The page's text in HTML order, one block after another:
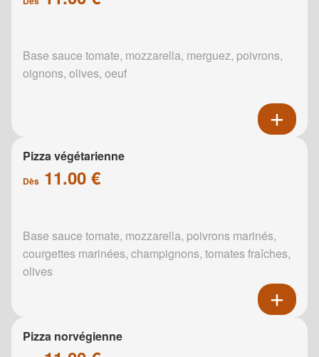
Base sauce tomate, mozzarella, merguez, poivrons,
oignons, olives, oeuf
Pizza végétarienne
Dès 11.00 €
Base sauce tomate, mozzarella, poivrons marinés,
courgettes marinées, champignons, tomates fraîches,
olives
Pizza norvégienne